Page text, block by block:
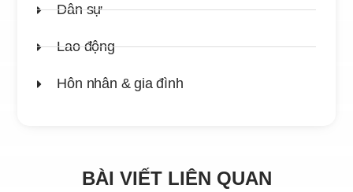
Dân sự
Lao động
Hôn nhân & gia đình
BÀI VIẾT LIÊN QUAN